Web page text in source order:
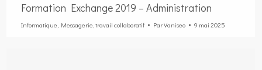
Formation Exchange 2019 – Administration
Informatique, Messagerie,travail collaboratif ParVaniseo 9 mai 2025